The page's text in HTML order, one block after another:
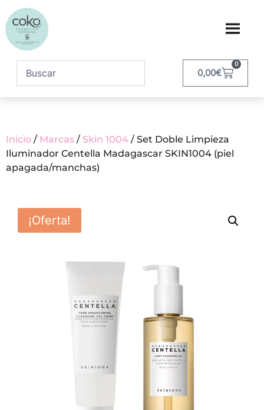
0,00€
0
Inicio / Marcas / Skin 1004 / Set Doble Limpieza
Iluminador Centella Madagascar SKIN1004 (piel
apagada/manchas)
¡Oferta!